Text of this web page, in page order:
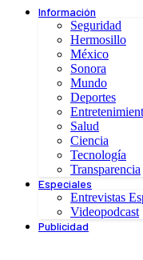
Información
Seguridad
Hermosillo
México
Sonora
Mundo
Deportes
Salud
Ciencia
Tecnología
Transparencia
Especiales
Entrevistas
Videopodcast
Publicidad